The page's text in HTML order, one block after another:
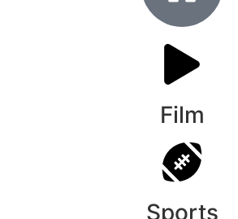
Film
Sports